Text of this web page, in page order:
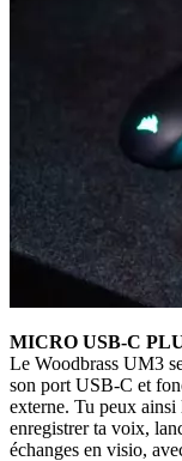
MICRO USB-C
Le Woodbrass UM3
son port USB-C et
externe. Tu peux
enregistrer ta voix,
échanges en visio,